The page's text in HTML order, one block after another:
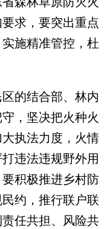
求，要突出重点
施精准管控，杜
的结合部、林内
，坚决把火种火
执法力度，火情
违法违规野外用
积极推进乡村防
约，推行联户联
任共担、风险共